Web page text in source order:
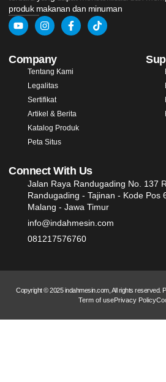
produk makanan dan minuman
Company
Tentang Kami
Legalitas
Sertifikat
Artikel & Berita
Katalog Produk
Peta Situs
Connect With Us
Jalan Raya Randugading No. 137
Randugading - Tajinan - Kode Pos
Malang - Jawa Timur
info@indahmesin.com
081217576760
Copyright © 2025 indahmesin.com, All rights reserved.
Term of usePrivacy Policy